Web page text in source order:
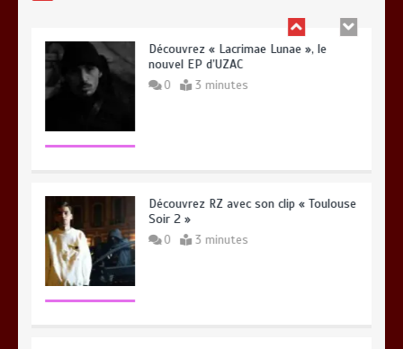
Découvrez « Lacrimae Lunae », le
nouvel EP d’UZAC
0 3 minutes
Découvrez RZ avec son clip « Toulouse
Soir 2 »
0 3 minutes